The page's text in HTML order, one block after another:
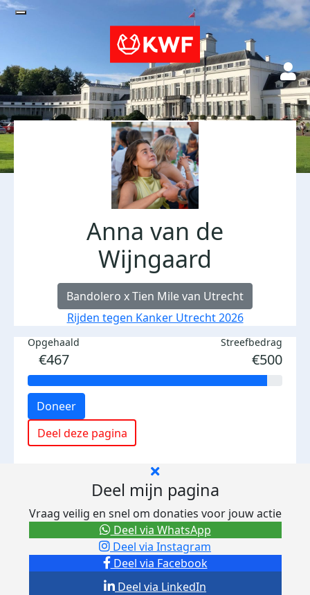
Anna van de
Wijngaard
Bandolero x Tien Mile van Utrecht
Rijden tegen Kanker Utrecht 2026
Opgehaald
€467
Streefbedrag
€500
Doneer
Deel deze pagina
Deel mijn pagina
Vraag veilig en snel om donaties voor jouw actie
Deel via Facebook
Deel via Instagram
Deel via LinkedIn
Deel via WhatsApp